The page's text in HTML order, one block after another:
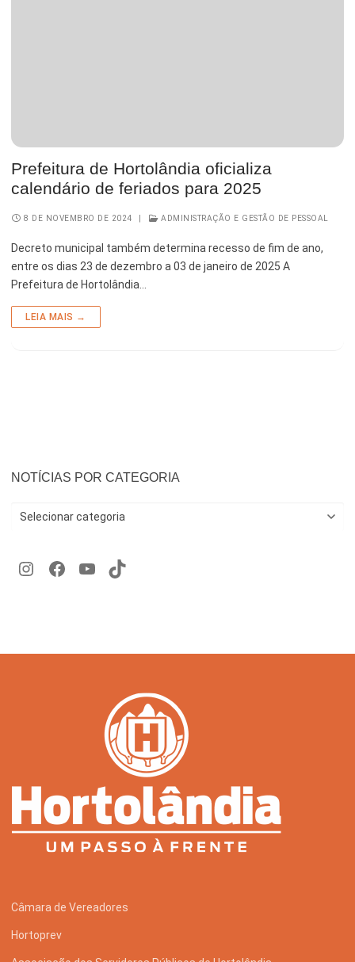
Prefeitura de Hortolândia oficializa
calendário de feriados para 2025
8 DE NOVEMBRO DE 2024 ADMINISTRAÇÃO E GESTÃO DE PESSOAL
Decreto municipal também determina recesso de fim de ano,
entre os dias 23 de dezembro a 03 de janeiro de 2025 A
Prefeitura de Hortolândia…
LEIA MAIS →
NOTÍCIAS POR CATEGORIA
Câmara de Vereadores
Hortoprev